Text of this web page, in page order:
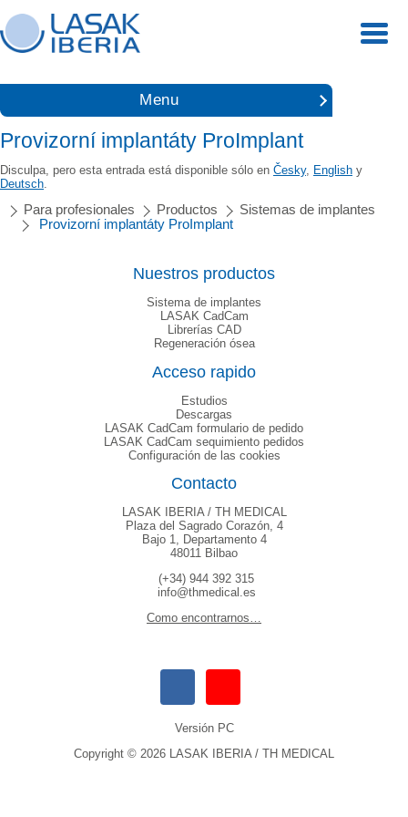
Menu
Provizorní implantáty ProImplant
Disculpa, pero esta entrada está disponible sólo en Česky, English y
Deutsch.
Para profesionales Productos
Sistemas de implantes
Provizorní implantáty ProImplant
Contacto
LASAK IBERIA / TH MEDICAL
Plaza del Sagrado Corazón, 4
Bajo 1, Departamento 4
48011 Bilbao
(+34) 944 392 315
info@thmedical.es
Como encontrarnos…
Nuestros productos
Sistema de implantes
LASAK CadCam
Librerías CAD
Regeneración ósea
Acceso rapido
Estudios
Descargas
LASAK CadCam formulario de pedido
LASAK CadCam sequimiento pedidos
Configuración de las cookies
Versión PC
Copyright © 2026 LASAK IBERIA / TH MEDICAL